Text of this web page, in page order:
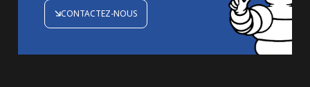
CONTACTEZ-NOUS